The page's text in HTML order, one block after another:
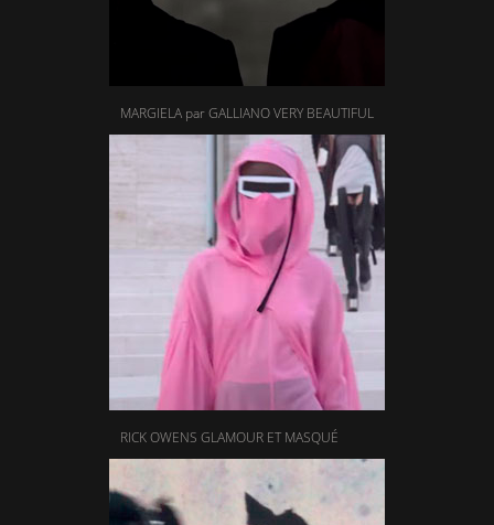
MARGIELA par GALLIANO VERY BEAUTIFUL
RICK OWENS GLAMOUR ET MASQUÉ